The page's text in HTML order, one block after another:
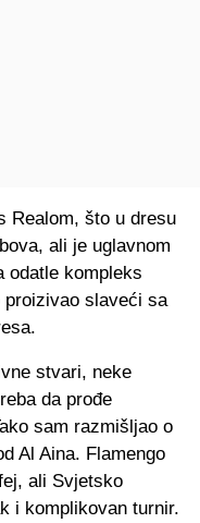
Realom, što u dresu
ali je uglavnom
odatle kompleks
proizivao slaveći sa
stvari, neke
da prođe
sam razmišljao o
Al Aina. Flamengo
ali Svjetsko
i komplikovan turnir.